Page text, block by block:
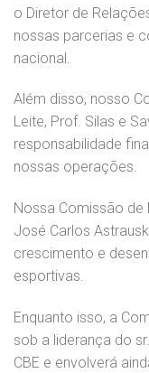
o Diretor de
nossas parcerias e
nacional.
Além disso, nosso
Leite, Prof. Silas e
responsabilidade
nossas operações.
Nossa Comissão de
José Carlos
crescimento e
esportivas.
Enquanto isso, a
sob a liderança do
CBE e envolverá